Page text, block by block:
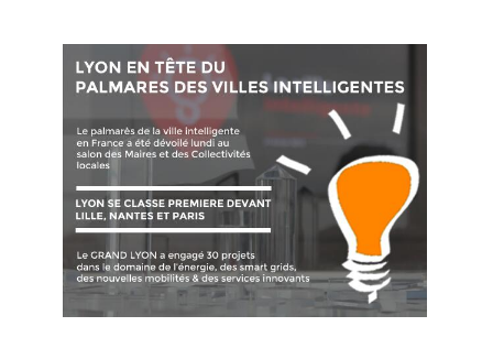
Lectures
Mini-monsieur
Non classé
Parole de Follower
Patchwork
Post inutile
Sons